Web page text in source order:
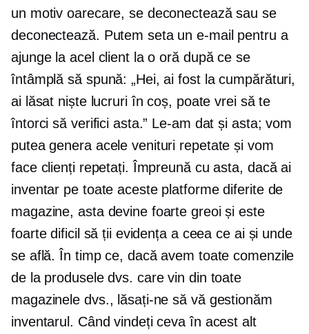
un motiv oarecare, se deconectează sau se
deconectează. Putem seta un e-mail pentru a
ajunge la acel client la o oră după ce se
întâmplă să spună: „Hei, ai fost la cumpărături,
ai lăsat niște lucruri în coș, poate vrei să te
întorci să verifici asta.” Le-am dat și asta; vom
putea genera acele venituri repetate și vom
face clienți repetați. Împreună cu asta, dacă ai
inventar pe toate aceste platforme diferite de
magazine, asta devine foarte greoi și este
foarte dificil să ții evidența a ceea ce ai și unde
se află. În timp ce, dacă avem toate comenzile
de la produsele dvs. care vin din toate
magazinele dvs., lăsați-ne să vă gestionăm
inventarul. Când vindeți ceva în acest alt